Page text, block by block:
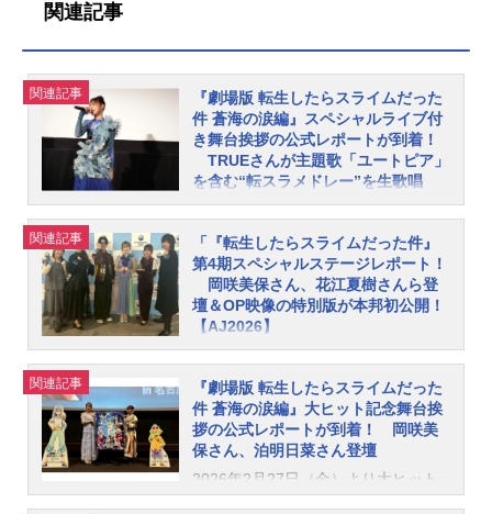
関連記事
関連記事
『劇場版 転生したらスライムだった
件 蒼海の涙編』スペシャルライブ付
き舞台挨拶の公式レポートが到着！
TRUEさんが主題歌「ユートピア」
を含む“転スラメドレー”を生歌唱
2026年2月27日（金）に全国公開さ
れた『劇場版転生したらスライムだ
った件蒼海の涙編』。このたび、本
作のスペシャルライブ付き舞台挨拶
が4月5日（日）に開催。TRUEさん
による“転スラメドレー”の生歌唱など
で大きな盛り上がりを見せた本イベ
ントの公式レポートが到着しまし
た。＜以下、公式発表の内容を引用
して掲載しています＞ 『劇場版転
生したらスライムだった件蒼海の涙
編』TRUEスペシャルライブ付き舞台
挨拶公式レポート上映後の熱気あふ
関連記事
「『転生したらスライムだった件』
第4期スペシャルステージレポート！
岡咲美保さん、花江夏樹さんら登
壇＆OP映像の特別版が本邦初公開！
【AJ2026】
2026年3月28日（土）、AnimeJapan
2026（アニメジャパン2026）内のW
HITEステージにて開催された「TVア
ニメ『転生したらスライムだった
件』第4期放送直前スペシャルステー
ジ！～前人未踏の5クール放送への船
出～」。ステージにはリムル役の岡
関連記事
『劇場版 転生したらスライムだった
件 蒼海の涙編』大ヒット記念舞台挨
拶の公式レポートが到着！ 岡咲美
保さん、泊明日菜さん登壇
2026年2月27日（金）より大ヒット